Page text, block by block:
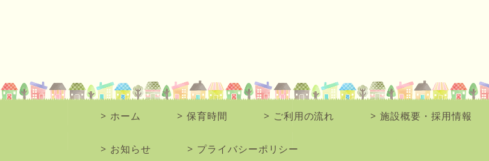
ホーム 保育時間 ご利用の流れ 施設概要・採用情報
お知らせ プライバシーポリシー